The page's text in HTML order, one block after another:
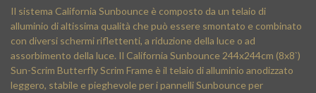
Il sistema California Sunbounce è composto da un telaio di
alluminio di altissima qualità che può essere smontato e combinato
con diversi schermi riflettenti, a riduzione della luce o ad
assorbimento della luce. Il California Sunbounce 244x244cm (8x8`)
Sun-Scrim Butterfly Scrim Frame è il telaio di alluminio anodizzato
leggero, stabile e pieghevole per i pannelli Sunbounce per